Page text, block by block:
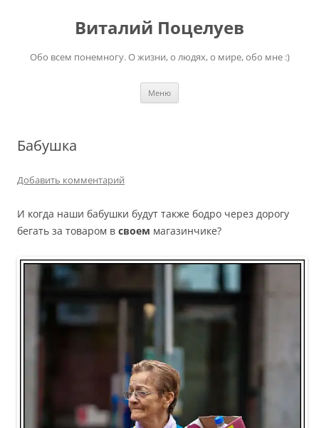
содержимомуВиталий Поцелуев
Обо всем понемногу. О жизни, о людях, о мире, обо мне :)
Меню
Бабушка
Добавить комментарий
И когда наши бабушки будут также бодро через дорогу
бегать за товаром в своем магазинчике?